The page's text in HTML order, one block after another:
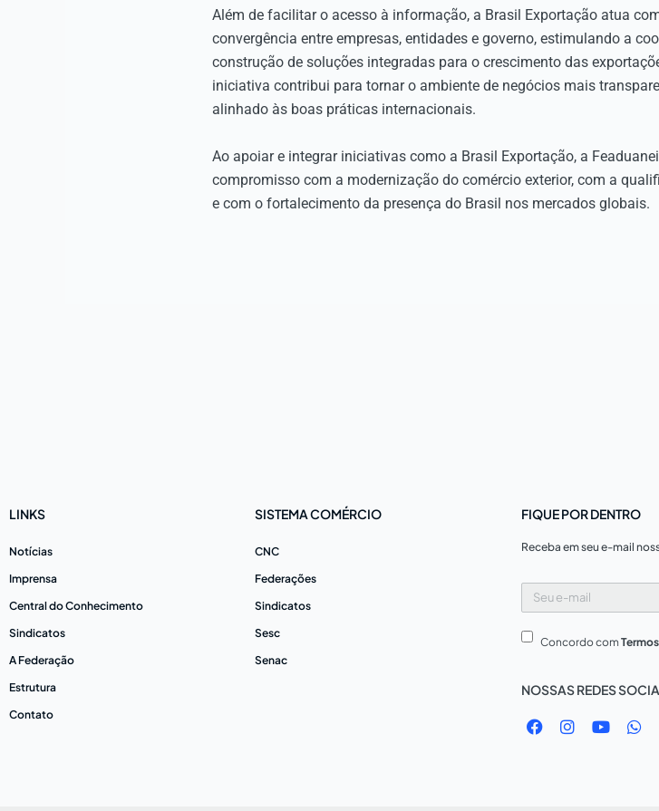
Além de facilitar o acesso à informação, a Brasil Exportação atua
convergência entre empresas, entidades e governo, estimulando a
construção de soluções integradas para o crescimento das
iniciativa contribui para tornar o ambiente de negócios mais
alinhado às boas práticas internacionais.
Ao apoiar e integrar iniciativas como a Brasil Exportação, a
compromisso com a modernização do comércio exterior, com a
e com o fortalecimento da presença do Brasil nos mercados globais.
LINKS
Notícias
Imprensa
Central do Conhecimento
Sindicatos
A Federação
Estrutura
Contato
SISTEMA COMÉRCIO
CNC
Federações
Sindicatos
Sesc
Senac
FIQUE POR DENTRO
Receba em seu e-mail
Seu
mail
Concordo com
NOSSAS REDES
F
a
I
n
Y
o
W
h